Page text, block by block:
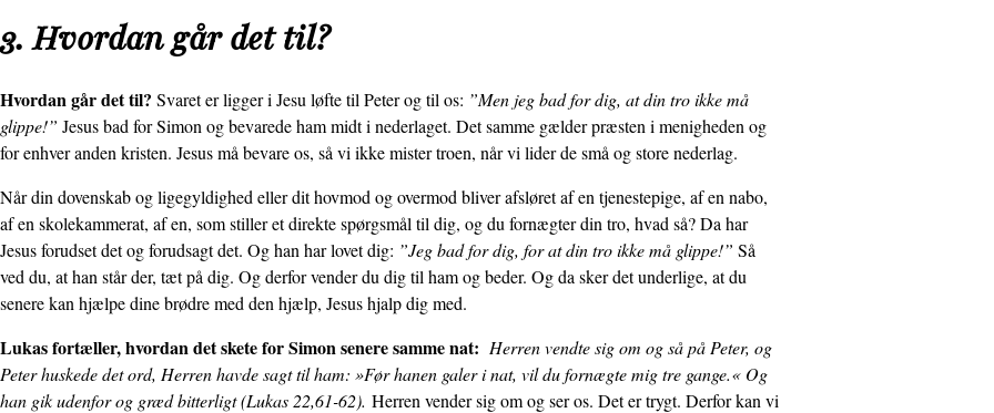
3. Hvordan går det til?
Hvordan går det til? Svaret er ligger i Jesu løfte til Peter og til os: ”Men jeg bad for dig, at din tro ikke må
glippe!” Jesus bad for Simon og bevarede ham midt i nederlaget. Det samme gælder præsten i menigheden og
for enhver anden kristen. Jesus må bevare os, så vi ikke mister troen, når vi lider de små og store nederlag.
Når din dovenskab og ligegyldighed eller dit hovmod og overmod bliver afsløret af en tjenestepige, af en nabo,
af en skolekammerat, af en, som stiller et direkte spørgsmål til dig, og du fornægter din tro, hvad så? Da har
Jesus forudset det og forudsagt det. Og han har lovet dig: ”Jeg bad for dig, for at din tro ikke må glippe!” Så
ved du, at han står der, tæt på dig. Og derfor vender du dig til ham og beder. Og da sker det underlige, at du
senere kan hjælpe dine brødre med den hjælp, Jesus hjalp dig med.
Lukas fortæller, hvordan det skete for Simon senere samme nat: Herren vendte sig om og så på Peter, og
Peter huskede det ord, Herren havde sagt til ham: »Før hanen galer i nat, vil du fornægte mig tre gange.« Og
han gik udenfor og græd bitterligt (Lukas 22,61-62). Herren vender sig om og ser os. Det er trygt. Derfor kan vi